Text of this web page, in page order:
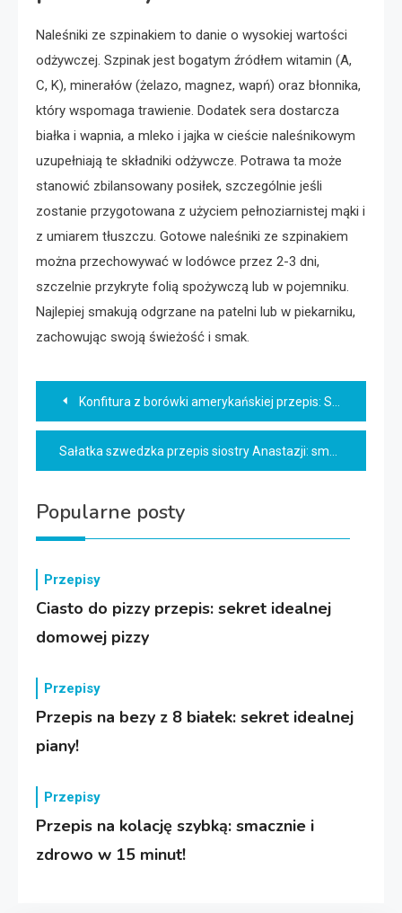
Naleśniki ze szpinakiem to danie o wysokiej wartości
odżywczej. Szpinak jest bogatym źródłem witamin (A,
C, K), minerałów (żelazo, magnez, wapń) oraz błonnika,
który wspomaga trawienie. Dodatek sera dostarcza
białka i wapnia, a mleko i jajka w cieście naleśnikowym
uzupełniają te składniki odżywcze. Potrawa ta może
stanowić zbilansowany posiłek, szczególnie jeśli
zostanie przygotowana z użyciem pełnoziarnistej mąki i
z umiarem tłuszczu. Gotowe naleśniki ze szpinakiem
można przechowywać w lodówce przez 2-3 dni,
szczelnie przykryte folią spożywczą lub w pojemniku.
Najlepiej smakują odgrzane na patelni lub w piekarniku,
zachowując swoją świeżość i smak.
Nawigacja
wpisu
Konfitura z borówki amerykańskiej przepis: Słodka magia w słoiku!
Sałatka szwedzka przepis siostry Anastazji: smak zimy!
Popularne posty
Przepisy
Ciasto do pizzy przepis: sekret idealnej
domowej pizzy
Przepisy
Przepis na bezy z 8 białek: sekret idealnej
piany!
Przepisy
Przepis na kolację szybką: smacznie i
zdrowo w 15 minut!